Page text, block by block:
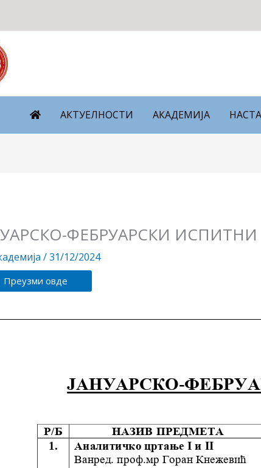
АКТУЕЛНОСТИ АКАДЕМИЈА
ФЕБРУАРСКИ ИСПИТНИ
/31/12/2024
Преузми овде